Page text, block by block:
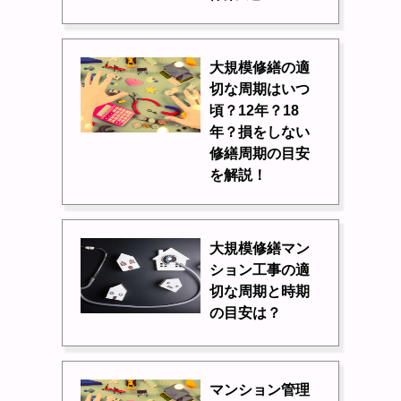
大規模修繕の適
切な周期はいつ
頃？12年？18
年？損をしない
修繕周期の目安
を解説！
大規模修繕マン
ション工事の適
切な周期と時期
の目安は？
マンション管理